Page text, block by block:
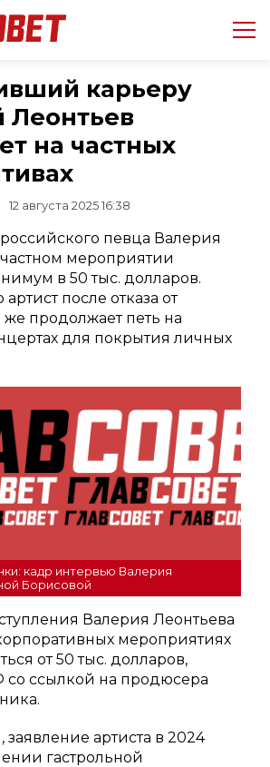
карьеру
Леонтьев
на частных
12 августа 2025 16:38
певца Валерия
мероприятии
в 50 тыс. долларов.
артист после отказа от
же продолжает петь на
для покрытия личных
кадр интервью Валерия
Борисовой
Валерия Леонтьева
мероприятиях
от 50 тыс. долларов,
со ссылкой на продюсера
заявление артиста в 2024
гастрольной